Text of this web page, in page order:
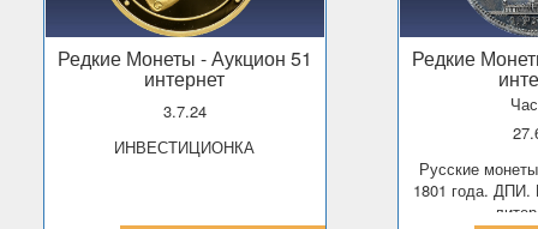
Редкие Монеты - Аукцион 51
интернет
3.7.24
ИНВЕСТИЦИОНКА
Редкие
Русские монеты и медали после
1801 года. ДПИ.